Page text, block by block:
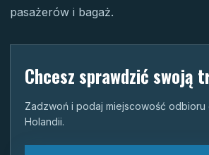
pasażerów i bagaż.
Chcesz sprawdzić swoją
Zadzwoń i podaj miejscowość odbioru
Holandii.